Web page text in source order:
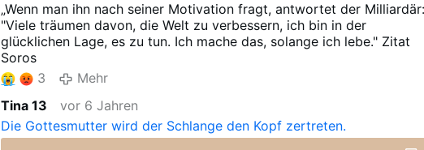
„Wenn man ihn nach seiner Motivation fragt, antwortet der
"Viele träumen davon, die Welt zu verbessern, ich bin in der
glücklichen Lage, es zu tun. Ich mache das, solange ich lebe." Zitat
Soros
3
Mehr
Tina 13
vor 6 Jahren
Die Gottesmutter wird der Schlange den Kopf zertreten.